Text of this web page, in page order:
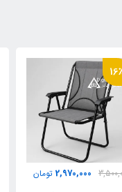
صندلی دارد
2,900,000 تومان